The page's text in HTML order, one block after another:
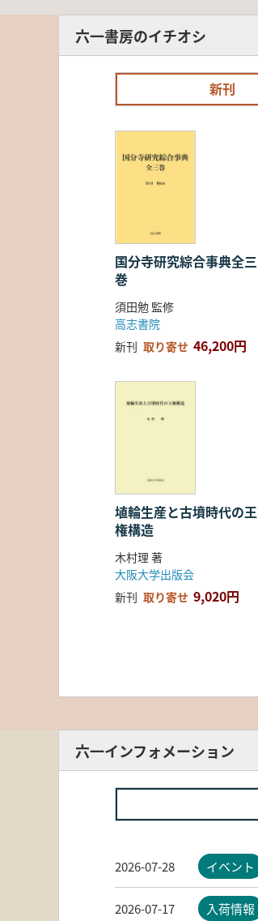
六一書房のイチオシ
新刊
国分寺研究綜合事典全三
巻
須田勉 監修
高志書院
新刊 取り寄せ 46,200円
埴輪生産と古墳時代の王
権構造
木村理 著
大阪大学出版会
新刊 取り寄せ 9,020円
六一インフォメーション
2026-07-28 イベント
2026-07-17 入荷情報